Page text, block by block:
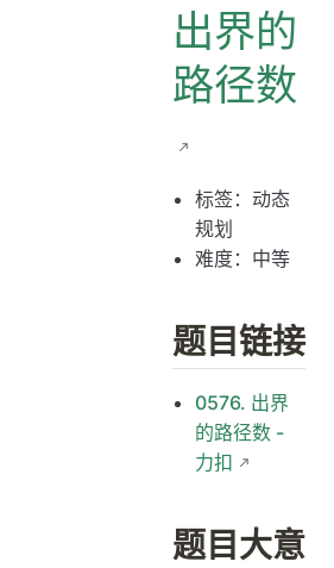
思路 1：记忆化搜索
思路 1：代码
思路 1：复杂度分析
思路 2：复杂度分析
出界的
路径数
标签：动态
规划
难度：中等
题目链接
0576. 出界
的路径数 -
力扣
题目大意